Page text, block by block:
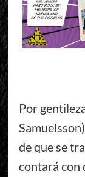
Por
de que se
contará con